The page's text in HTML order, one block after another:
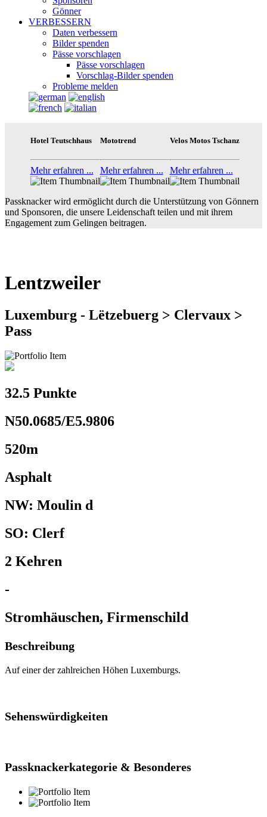
Gönner
VERBESSERN
Daten verbessern
Bilder spenden
Pässe vorschlagen
Pässe vorschlagen
Vorschlag-Bilder spenden
Probleme melden
Hotel Teutschhaus
Mehr erfahren ...
Mototrend
Mehr erfahren ...
Velos Motos Tschanz
Mehr erfahren ...
Passknacker wird ermöglicht durch die Unterstützung von Gönnern
und Sponsoren, die unsere Leidenschaft teilen und mit ihrem
Engagement zum Gelingen beitragen.
Lentzweiler
Luxemburg - Lëtzebuerg > Clervaux >
Pass
32.5 Punkte
N50.0685/E5.9806
520m
Asphalt
NW: Moulin d
SO: Clerf
2 Kehren
-
Stromhäuschen, Firmenschild
Beschreibung
Auf einer der zahlreichen Höhen Luxemburgs.
Sehenswürdigkeiten
Passknackerkategorie & Besonderes